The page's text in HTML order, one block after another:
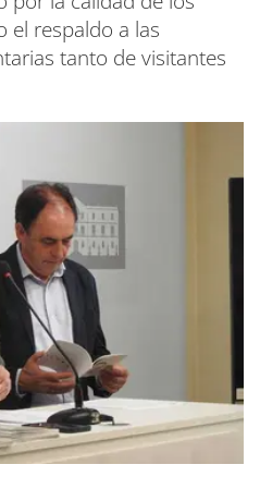
el respaldo a las
tanto de visitantes